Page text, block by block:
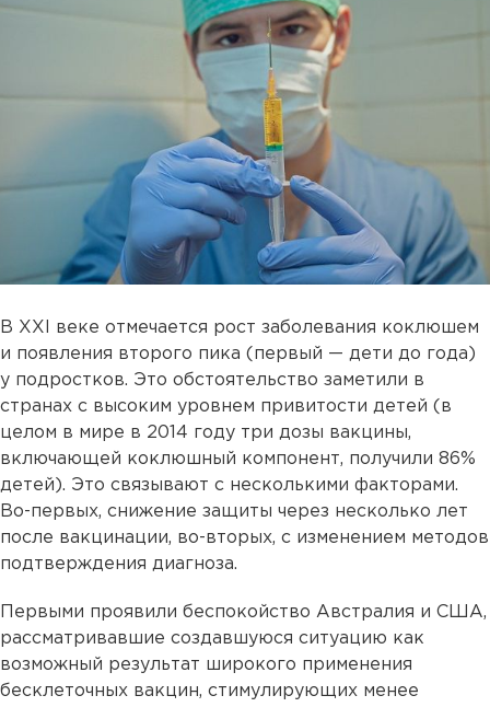
В XXI веке отмечается рост заболевания коклюшем
и появления второго пика (первый — дети до года)
у подростков. Это обстоятельство заметили в
странах с высоким уровнем привитости детей (в
целом в мире в 2014 году три дозы вакцины,
включающей коклюшный компонент, получили 86%
детей). Это связывают с несколькими факторами.
Во-первых, снижение защиты через несколько лет
после вакцинации, во-вторых, с изменением методов
подтверждения диагноза.
Первыми проявили беспокойство Австралия и США,
рассматривавшие создавшуюся ситуацию как
возможный результат широкого применения
бесклеточных вакцин, стимулирующих менее